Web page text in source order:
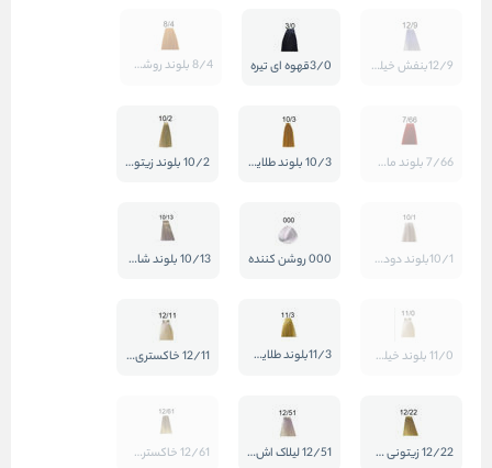
12/9بنفش خیلی روشن 3/0قهوه ای تیره 8/4 بلوند روشن مسی
7/66 بلوند ماهگونی قرمز قوی 10/3 بلوند طلایی خیلی روشن 10/2 بلوند زیتونی خیلی روشن
10/1بلوند دودی پلاتینه 000 روشن کننده 10/13 بلوند شامپاینی خیلی روشن
11/0 بلوند خیلی روشن 11/3بلوند طلایی پلاتینه روشن 12/11 خاکستری سوپر بلوند
12/22 زیتونی سوپر بلوند 12/51 لیلاک اش سوپر بلوند 12/61 خاکستری بنفش سوپر بلوند